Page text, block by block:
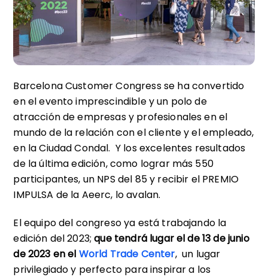
Barcelona Customer Congress se ha convertido
en el evento imprescindible y un polo de
atracción de empresas y profesionales en el
mundo de la relación con el cliente y el empleado,
en la Ciudad Condal. Y los excelentes resultados
de la última edición, como lograr más 550
participantes, un NPS del 85 y recibir el PREMIO
IMPULSA de la Aeerc, lo avalan.
El equipo del congreso ya está trabajando la
edición del 2023;que tendrá lugar el de 13 de junio
de 2023 en el World Trade Center, un lugar
privilegiado y perfecto para inspirar a los